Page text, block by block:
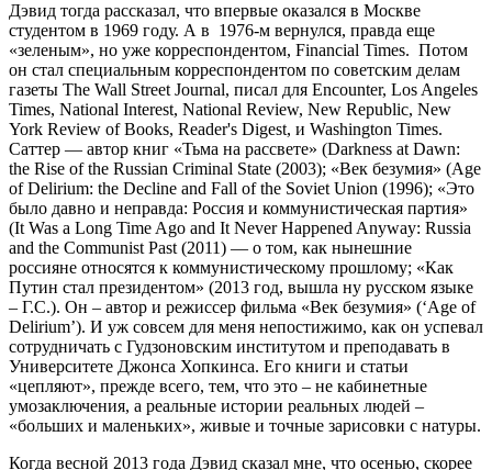
Дэвид тогда рассказал, что впервые оказался в Москве
студентом в 1969 году. А в 1976-м вернулся, правда еще
«зеленым», но уже корреспондентом, Financial Times. Потом
он стал специальным корреспондентом по советским делам
газеты The Wall Street Journal, писал для Encounter, Los Angeles
Times, National Interest, National Review, New Republic, New
York Review of Books, Reader's Digest, и Washington Times.
Саттер — автор книг «Тьма на рассвете» (Darkness at Dawn:
the Rise of the Russian Criminal State (2003); «Век безумия» (Age
of Delirium: the Decline and Fall of the Soviet Union (1996); «Это
было давно и неправда: Россия и коммунистическая партия»
(It Was a Long Time Ago and It Never Happened Anyway: Russia
and the Communist Past (2011) — о том, как нынешние
россияне относятся к коммунистическому прошлому; «Как
Путин стал президентом» (2013 год, вышла ну русском языке
– Г.С.). Он – автор и режиссер фильма «Век безумия» (‘Age of
Delirium’). И уж совсем для меня непостижимо, как он успевал
сотрудничать с Гудзоновским институтом и преподавать в
Университете Джонса Хопкинса. Его книги и статьи
«цепляют», прежде всего, тем, что это – не кабинетные
умозаключения, а реальные истории реальных людей –
«больших и маленьких», живые и точные зарисовки с натуры.
Когда весной 2013 года Дэвид сказал мне, что осенью, скорее